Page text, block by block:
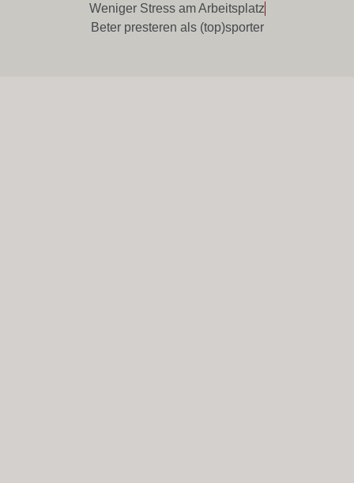
Weniger Stress am Arbeitsplatz
Beter presteren als (top)sporter